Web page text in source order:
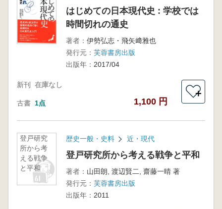
はじめての日本現代史 : 学校では
時間切れの通史
著者： 伊勢弘志・飛矢﨑雅也
発行元： 芙蓉書房出版
出版年： 2017/04
新刊 在庫なし
古書 1点 1,100 円
＋
登戸研究
所から考
える戦争
と平和
歴史一般・史料 近・現代
登戸研究所から考える戦争と平和
著者： 山田朗, 渡辺賢二, 齋藤一晴 著
発行元： 芙蓉書房出版
出版年： 2011